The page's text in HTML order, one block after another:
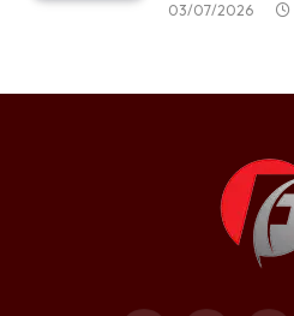
03/07/2026